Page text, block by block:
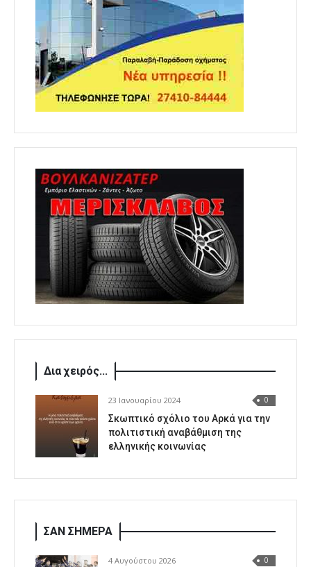
Δια χειρός...
23 Ιανουαρίου 2024 0
Σκωπτικό σχόλιο του Αρκά για την
πολιτιστική αναβάθμιση της
ελληνικής κοινωνίας
ΣΑΝ ΣΗΜΕΡΑ
4 Αυγούστου 2026 0